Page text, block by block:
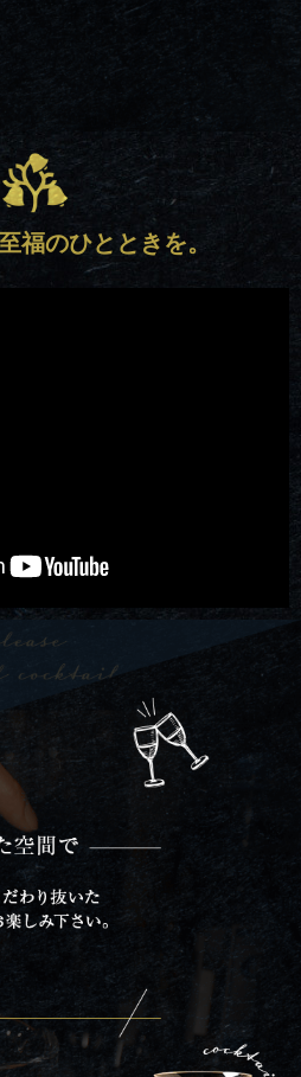
福のひとときを。